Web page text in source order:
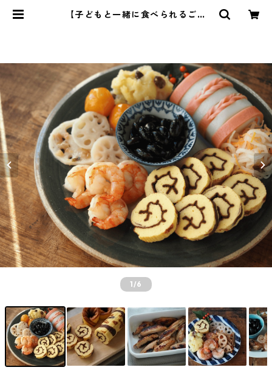
【子どもと一緒に食べられるごは
1/6